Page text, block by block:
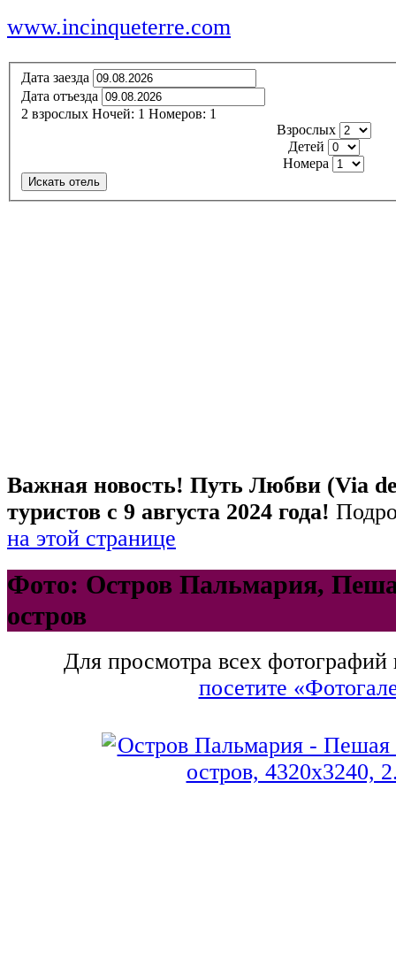
www.incinqueterre.com
Дата заезда
Дата отъезда
2 взрослых Ночей: 1 Номеров: 1
Взрослых
Детей
Номера
Искать отель
Важная новость! Путь Любви (Via
туристов с 9 августа 2024 года!
на этой странице
Фото: Остров Пальмария,
остров
Для просмотра всех фотографий
посетите